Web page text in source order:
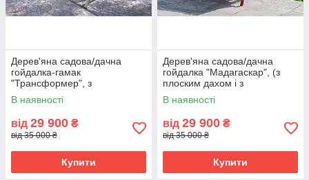
Дерев'яна садова/дачна
гойдалка-гамак
"Трансформер", з
фарбуванням та з плоским
дахом (полікарбонат)
В наявності
від 29 900 ₴
від 35 000 ₴
Купити
Дерев'яна садова/дачна
гойдалка "Мадагаскар", (з
плоским дахом і з
пластиковим шифером)
В наявності
від 29 900 ₴
від 35 000 ₴
Купити